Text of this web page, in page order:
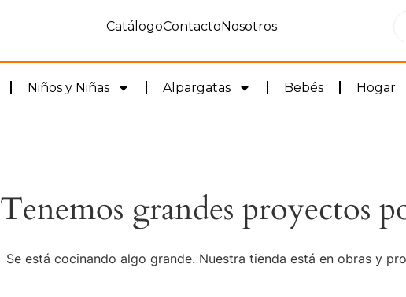
CatálogoContactoNosotros
Niños y Niñas Alpargatas Bebés Hogar
Tenemos grandes proyectos
Se está cocinando algo grande. Nuestra tienda está en obras y